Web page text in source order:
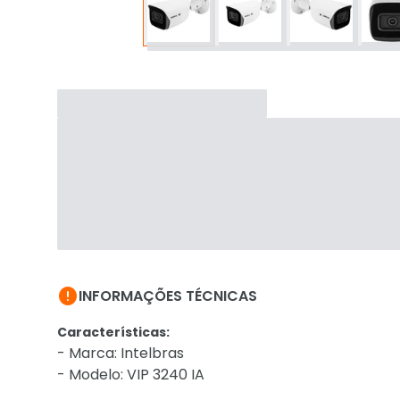
INFORMAÇÕES TÉCNICAS
Características:
- Marca: Intelbras
- Modelo: VIP 3240 IA